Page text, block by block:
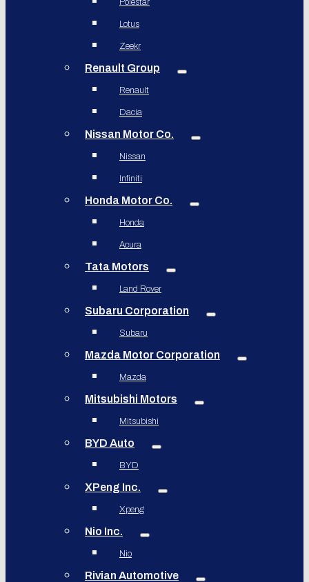
Polestar
Lotus
Zeekr
Renault Group
Renault
Dacia
Nissan Motor Co.
Nissan
Infiniti
Honda Motor Co.
Honda
Acura
Tata Motors
Land Rover
Subaru Corporation
Subaru
Mazda Motor Corporation
Mazda
Mitsubishi Motors
Mitsubishi
BYD Auto
BYD
XPeng Inc.
Xpeng
Nio Inc.
Nio
Rivian Automotive